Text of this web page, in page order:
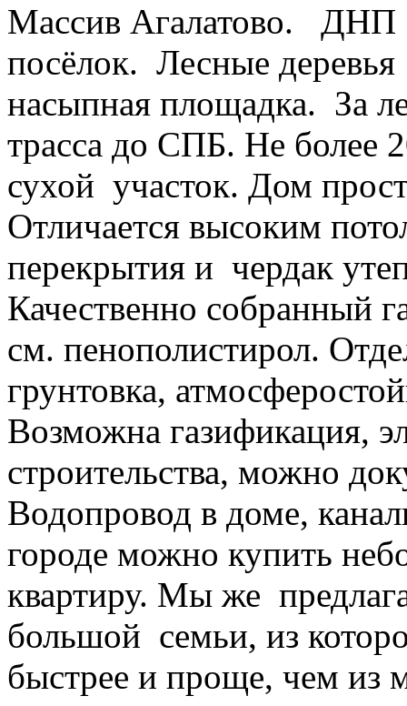
Массив Агалатово. ДНП
посёлок. Лесные
насыпная площадка. За
трасса до СПБ. Не
сухой участок. Дом
Отличается высоким
перекрытия и чердак
Качественно собранный
см. пенополистирол.
грунтовка,
Возможна газификация,
строительства, можно
Водопровод в доме,
городе можно купить
квартиру. Мы же
большой семьи, из
быстрее и проще, чем из